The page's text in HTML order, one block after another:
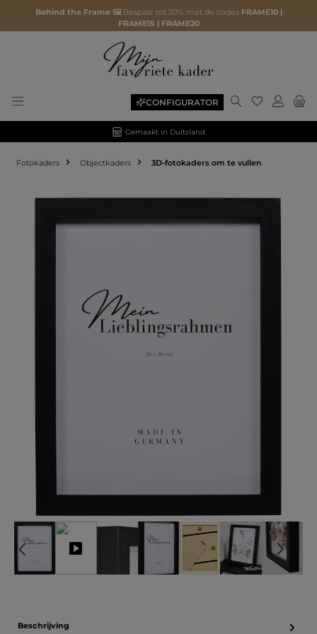
Behind the Frame 🖼️ Bespaar tot 20% met de codes FRAME10 |
FRAME15 | FRAME20
CONFIGURATOR
Gemaakt in Duitsland
Fotokaders Objectkaders 3D-fotokaders om te vullen
Beschrijving